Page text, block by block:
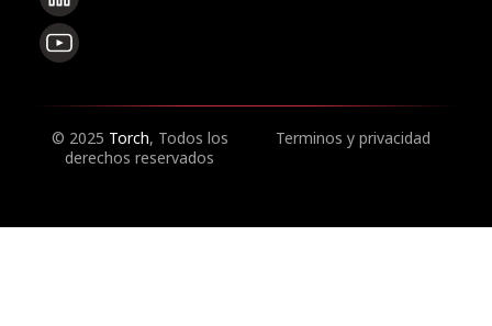
© 2025 Torch, Todos los
derechos reservados
Terminos y privacidad